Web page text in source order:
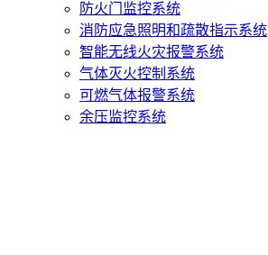
防火门监控系统
消防应急照明和疏散指示系统
智能无线火灾报警系统
气体灭火控制系统
可燃气体报警系统
余压监控系统